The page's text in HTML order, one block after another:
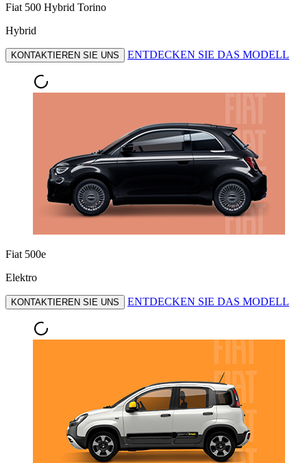
Fiat 500 Hybrid Torino
Hybrid
KONTAKTIEREN SIE UNS ENTDECKEN SIE DAS MODELL
Fiat 500e
Elektro
KONTAKTIEREN SIE UNS ENTDECKEN SIE DAS MODELL